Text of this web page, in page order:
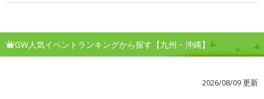
GW人気イベントランキングから探す【九州・沖縄】
2026/08/09 更新